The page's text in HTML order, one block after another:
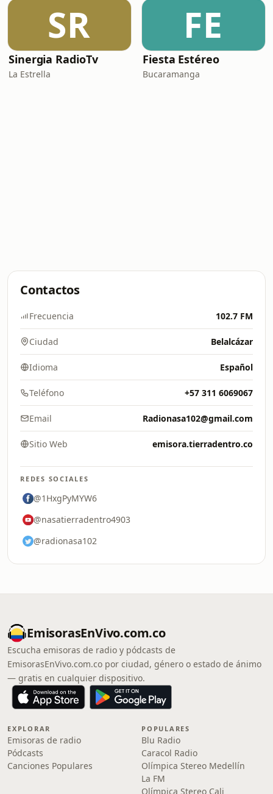
SR
Sinergia RadioTv
La Estrella
FE
Fiesta Estéreo
Bucaramanga
Contactos
Frecuencia 102.7 FM
Ciudad Belalcázar
Idioma Español
Teléfono +57 311 6069067
Email Radionasa102@gmail.com
Sitio Web emisora.tierradentro.co
REDES SOCIALES
@1HxgPyMYW6
@nasatierradentro4903
@radionasa102
EmisorasEnVivo.com.co
Escucha emisoras de radio y pódcasts de
EmisorasEnVivo.com.co por ciudad, género o estado de ánimo
— gratis en cualquier dispositivo.
EXPLORAR
Emisoras de radio
Pódcasts
Canciones Populares
POPULARES
Blu Radio
Caracol Radio
Olímpica Stereo Medellín
La FM
Olímpica Stereo Cali